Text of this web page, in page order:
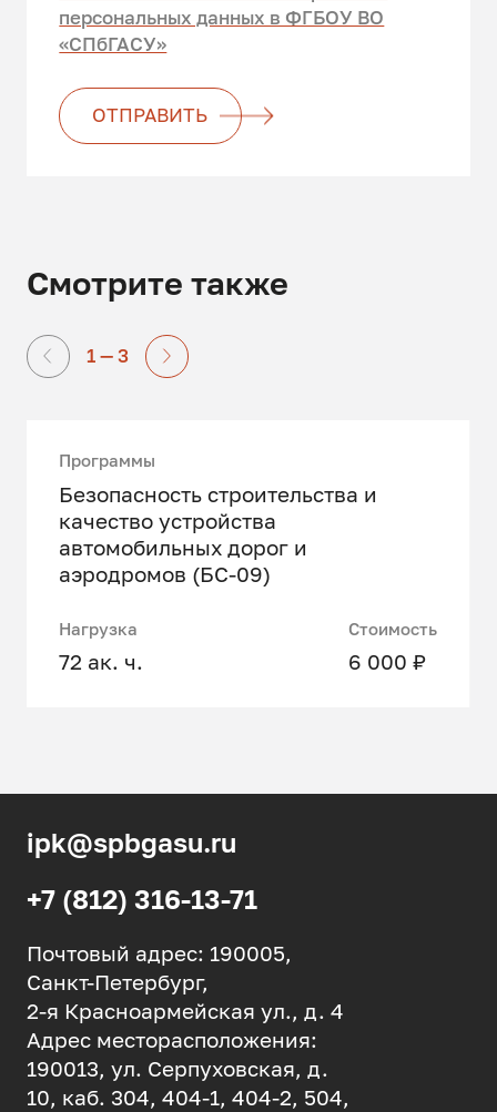
ОТПРАВИТЬ
персональных данных в ФГБОУ ВО
«СПбГАСУ»
Смотрите также
1 — 3
Программы
Безопасность строительства и
качество устройства
автомобильных дорог и
аэродромов (БС-09)
Нагрузка
72 ак. ч.
Стоимость
6 000 ₽
ipk@spbgasu.ru
+7 (812) 316-13-71
Почтовый адрес: 190005,
Санкт-Петербург,
2-я Красноармейская ул., д. 4
Адрес месторасположения:
190013, ул. Серпуховская, д.
10, каб. 304, 404-1, 404-2, 504,